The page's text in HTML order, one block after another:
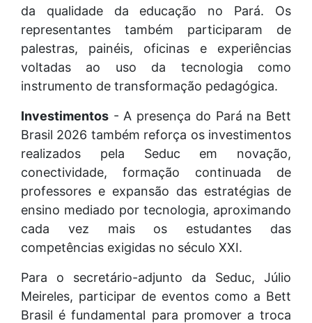
da qualidade da educação no Pará. Os
representantes também participaram de
palestras, painéis, oficinas e experiências
voltadas ao uso da tecnologia como
instrumento de transformação pedagógica.
Investimentos - A presença do Pará na Bett
Brasil 2026 também reforça os investimentos
realizados pela Seduc em novação,
conectividade, formação continuada de
professores e expansão das estratégias de
ensino mediado por tecnologia, aproximando
cada vez mais os estudantes das
competências exigidas no século XXI.
Para o secretário-adjunto da Seduc, Júlio
Meireles, participar de eventos como a Bett
Brasil é fundamental para promover a troca